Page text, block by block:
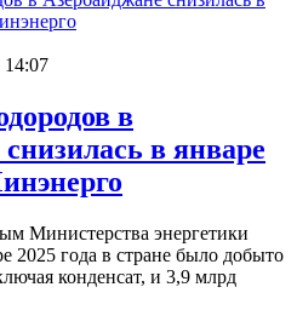
14:07
в
в январе
Министерства энергетики
2025 года в стране было добыто
конденсат, и 3,9 млрд